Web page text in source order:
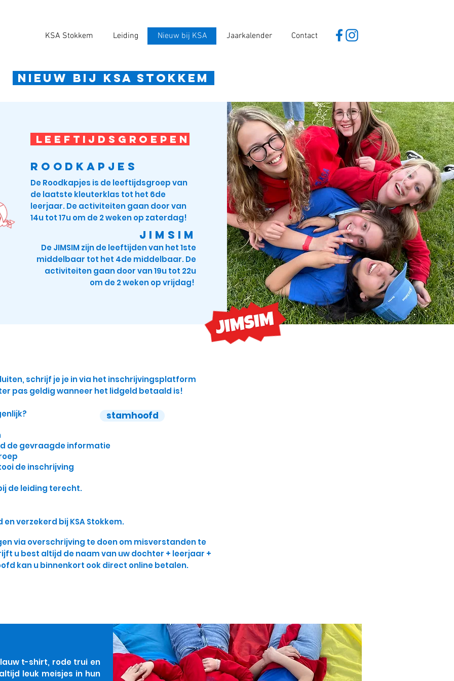
KSA Stokkem Leiding Nieuw bij KSA Jaarkalender Contact
Nieuw bij ksa stokkem
LEEFTIJDSGROEPEN
De Roodkapjes is de leeftijdsgroep van
de laatste kleuterklas tot het 6de
leerjaar. De activiteiten gaan door van
14u tot 17u om de 2 weken op zaterdag!
De JIMSIM zijn de leeftijden van het 1ste
middelbaar tot het 4de middelbaar. De
activiteiten gaan door van 19u tot 22u
om de 2 weken op vrijdag!
roodkapjes
JIMSIM
schrijf je je in via het inschrijvingsplatform
pas geldig wanneer het lidgeld betaald is!
de gevraagde informatie
de inschrijving
de leiding terecht.
verzekerd bij KSA Stokkem.
via overschrijving te doen om misverstanden te
u best altijd de naam van uw dochter + leerjaar +
kan u binnenkort ook direct online betalen.
stamhoofd
t-shirt, rode trui en
leuk meisjes in hun